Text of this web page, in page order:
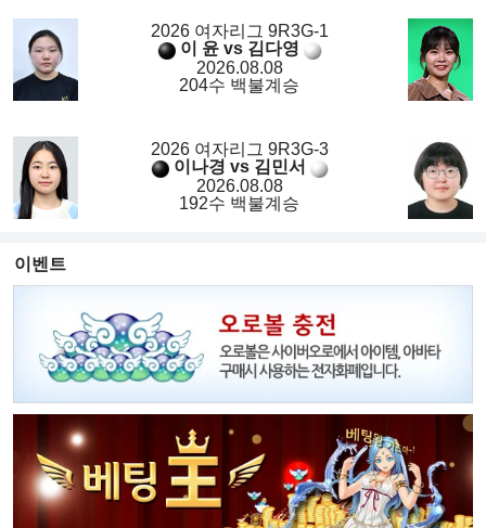
2026 여자리그 9R3G-1
이 윤 vs 김다영
2026.08.08
204수 백불계승
2026 여자리그 9R3G-3
이나경 vs 김민서
2026.08.08
192수 백불계승
이벤트